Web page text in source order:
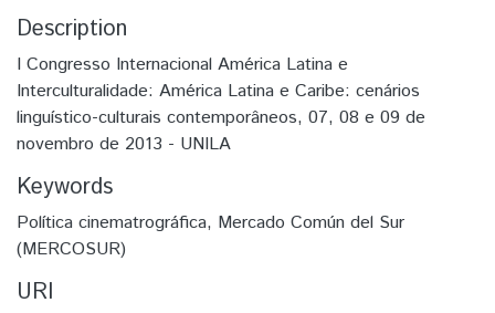
Description
I Congresso Internacional América Latina e
Interculturalidade: América Latina e Caribe: cenários
linguístico-culturais contemporâneos, 07, 08 e 09 de
novembro de 2013 - UNILA
Keywords
Política cinematrográfica, Mercado Común del Sur
(MERCOSUR)
URI